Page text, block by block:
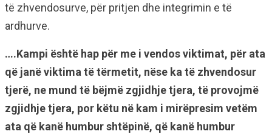
të zhvendosurve, për pritjen dhe integrimin e të
ardhurve.
….Kampi është hap për me i vendos viktimat, për ata
që janë viktima të tërmetit, nëse ka të zhvendosur
tjerë, ne mund të bëjmë zgjidhje tjera, të provojmë
zgjidhje tjera, por këtu në kam i mirëpresim vetëm
ata që kanë humbur shtëpinë, që kanë humbur